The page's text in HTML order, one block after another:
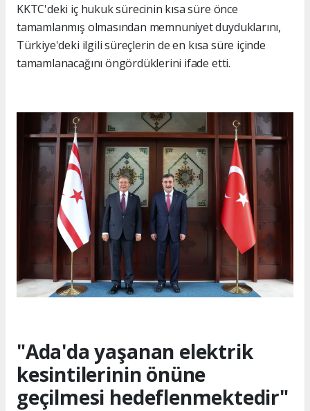
KKTC'deki iç hukuk sürecinin kısa süre önce
tamamlanmış olmasından memnuniyet duyduklarını,
Türkiye'deki ilgili süreçlerin de en kısa süre içinde
tamamlanacağını öngördüklerini ifade etti.
"Ada'da yaşanan elektrik
kesintilerinin önüne
geçilmesi hedeflenmektedir"